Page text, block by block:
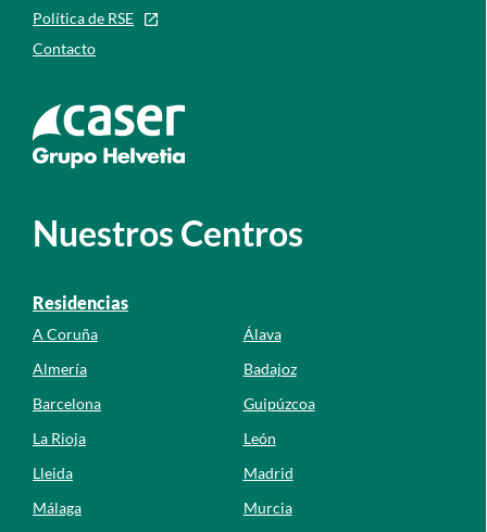
Política de RSE
Contacto
Ir a la web de caser
Nuestros Centros
Residencias
A Coruña
Álava
Almería
Badajoz
Barcelona
Guipúzcoa
La Rioja
León
Lleida
Madrid
Málaga
Murcia